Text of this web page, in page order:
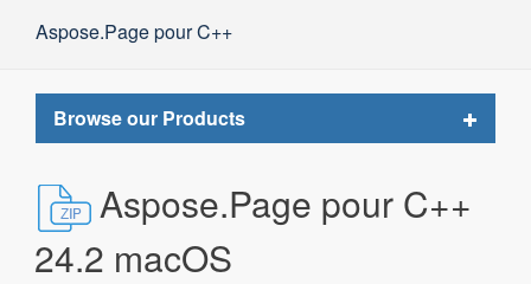
Aspose.Page pour C++
Browse our Products
Toggle
Aspose.Page pour C++
24.2 macOS